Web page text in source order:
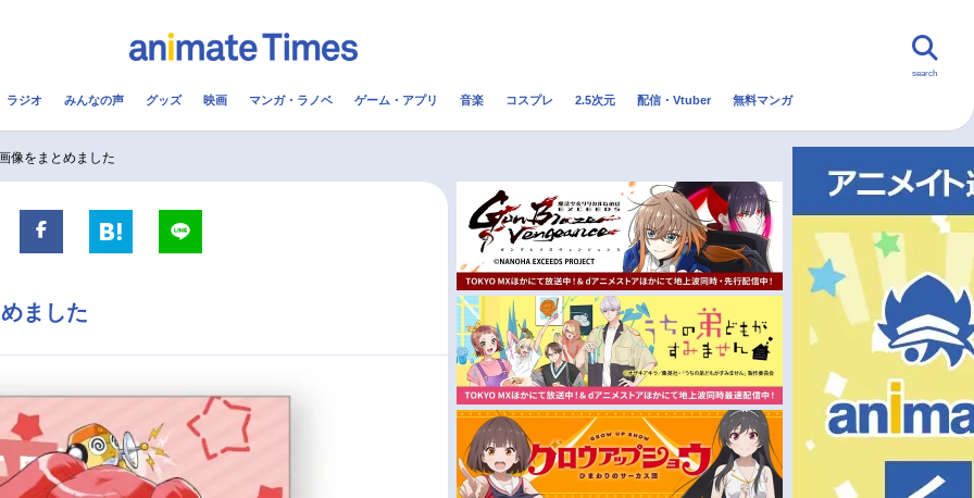
配信・Vtuber トレンド 無料マンガ
男性声優/女性声優一覧
今期アニメ曜日別一覧
夏アニメ
秋アニメ
冬アニメ
FOLLOW US
search
ラジオ みんなの声 グッズ 映画 マンガ・ラノベ ゲーム・アプリ 音楽 コスプレ 2.5次元 配信・Vtuber 無料マンガ
像をまとめました
ました